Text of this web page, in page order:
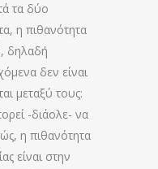
τα δύο
η πιθανότητα
δηλαδή
δεν είναι
μεταξύ τους:
-διάολε- να
η πιθανότητα
είναι στην